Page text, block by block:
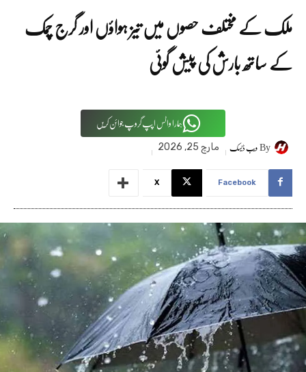
ملک کے مختلف حصوں میں تیز ہواؤں اور گرج چمک
کے ساتھ بارش کی پیش گوئی
ہمارا واٹس اپپ گروپ جوائن کریں
Byویب ڈیسک مارچ 25, 2026
Facebook
X